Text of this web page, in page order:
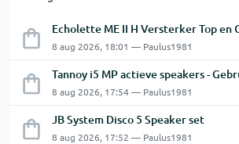
Echolette ME II H Versterker Top en
8 aug 2026, 18:01 — Paulus1981
Tannoy i5 MP actieve speakers -
8 aug 2026, 17:54 — Paulus1981
JB System Disco 5 Speaker set
8 aug 2026, 17:52 — Paulus1981